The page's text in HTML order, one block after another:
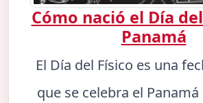
Cómo nació el Día
Panamá
El Día del Físico es una
que se celebra el Panamá